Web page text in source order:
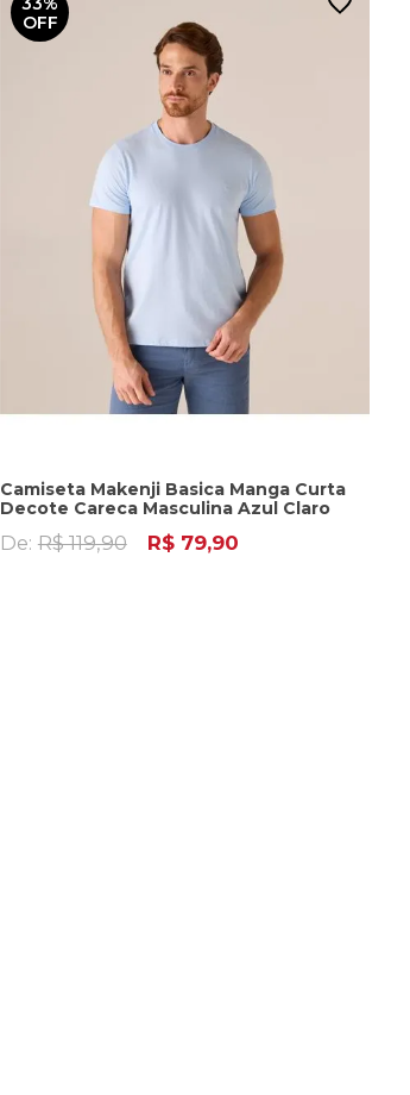
OFF
Camiseta Makenji Basica Manga Curta
Decote Careca Masculina Azul Claro
De: R$ 119,90 R$ 79,90